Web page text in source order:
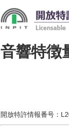
音響特徴
開放特許情報番号：